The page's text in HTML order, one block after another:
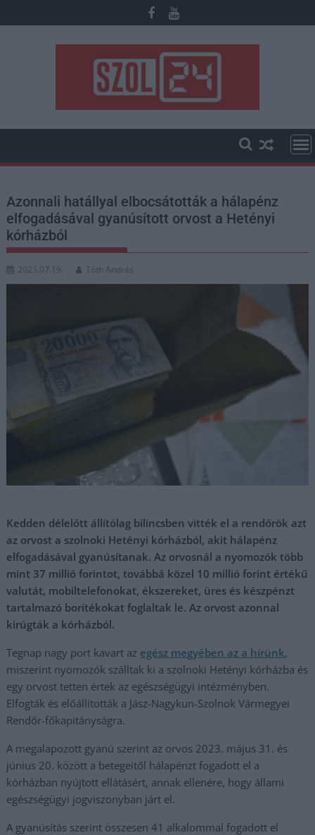
to
Azonnali hatállyal elbocsátották a hálapénz
elfogadásával gyanúsított orvost a Hetényi
kórházból
2023.07.19. Tóth András
Kedden délelőtt állítólag bilincsben vitték el a rendőrök azt
az orvost a szolnoki Hetényi kórházból, akit hálapénz
elfogadásával gyanúsítanak. Az orvosnál a nyomozók több
mint 37 millió forintot, továbbá közel 10 millió forint értékű
valutát, mobiltelefonokat, ékszereket, üres és készpénzt
tartalmazó borítékokat foglaltak le. Az orvost azonnal
kirúgták a kórházból.
Tegnap nagy port kavart az egész megyében az a hírünk,
miszerint nyomozók szálltak ki a szolnoki Hetényi kórházba és
egy orvost tetten értek az egészségügyi intézményben.
Elfogták és előállították a Jász-Nagykun-Szolnok Vármegyei
Rendőr-főkapitányságra.
A megalapozott gyanú szerint az orvos 2023. május 31. és
június 20. között a betegeitől hálapénzt fogadott el a
kórházban nyújtott ellátásért, annak ellenére, hogy állami
egészségügyi jogviszonyban járt el.
A gyanúsítás szerint összesen 41 alkalommal fogadott el